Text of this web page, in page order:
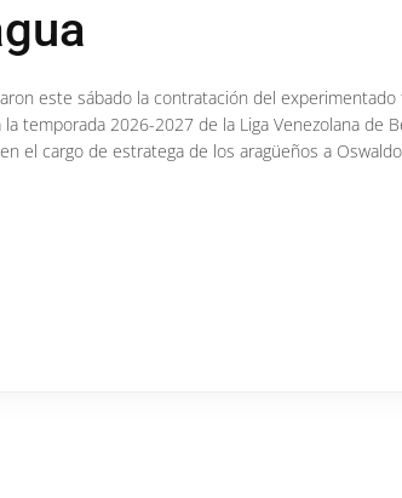
este sábado la contratación del
temporada 2026-2027 de la Liga Venezolana de
el cargo de estratega de los aragüeños a